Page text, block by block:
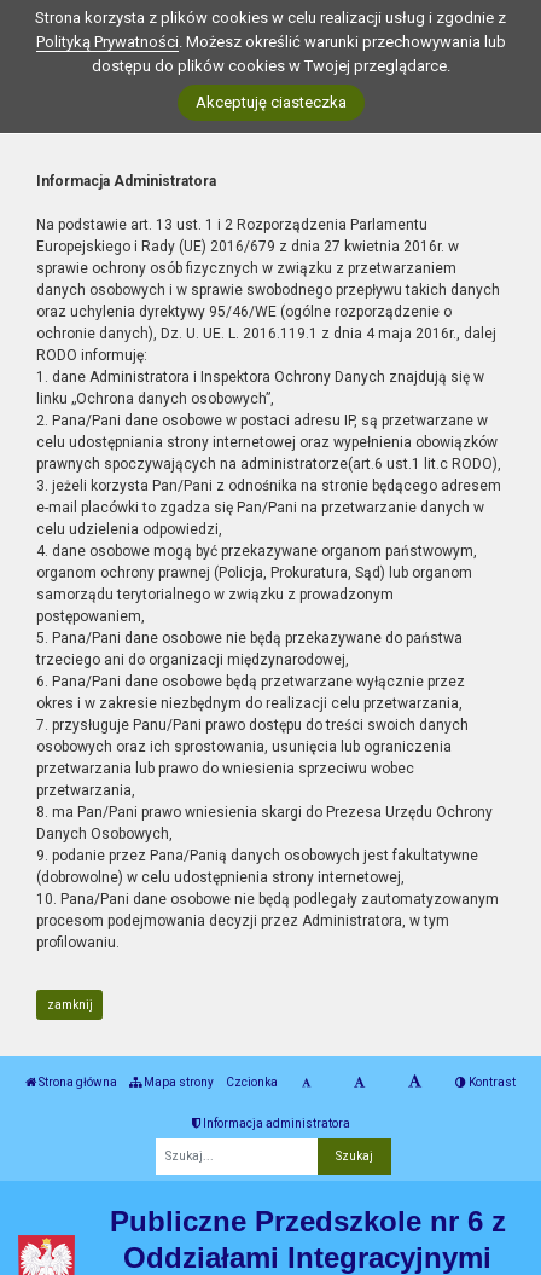
Strona korzysta z plików cookies w celu realizacji usług i zgodnie z
Polityką Prywatności. Możesz określić warunki przechowywania lub
dostępu do plików cookies w Twojej przeglądarce.
Akceptuję ciasteczka
Informacja Administratora
Na podstawie art. 13 ust. 1 i 2 Rozporządzenia Parlamentu
Europejskiego i Rady (UE) 2016/679 z dnia 27 kwietnia 2016r. w
sprawie ochrony osób fizycznych w związku z przetwarzaniem
danych osobowych i w sprawie swobodnego przepływu takich danych
oraz uchylenia dyrektywy 95/46/WE (ogólne rozporządzenie o
ochronie danych), Dz. U. UE. L. 2016.119.1 z dnia 4 maja 2016r., dalej
RODO informuję:
1. dane Administratora i Inspektora Ochrony Danych znajdują się w
linku „Ochrona danych osobowych”,
2. Pana/Pani dane osobowe w postaci adresu IP, są przetwarzane w
celu udostępniania strony internetowej oraz wypełnienia obowiązków
prawnych spoczywających na administratorze(art.6 ust.1 lit.c RODO),
3. jeżeli korzysta Pan/Pani z odnośnika na stronie będącego adresem
e-mail placówki to zgadza się Pan/Pani na przetwarzanie danych w
celu udzielenia odpowiedzi,
4. dane osobowe mogą być przekazywane organom państwowym,
organom ochrony prawnej (Policja, Prokuratura, Sąd) lub organom
samorządu terytorialnego w związku z prowadzonym
postępowaniem,
5. Pana/Pani dane osobowe nie będą przekazywane do państwa
trzeciego ani do organizacji międzynarodowej,
6. Pana/Pani dane osobowe będą przetwarzane wyłącznie przez
okres i w zakresie niezbędnym do realizacji celu przetwarzania,
7. przysługuje Panu/Pani prawo dostępu do treści swoich danych
osobowych oraz ich sprostowania, usunięcia lub ograniczenia
przetwarzania lub prawo do wniesienia sprzeciwu wobec
przetwarzania,
8. ma Pan/Pani prawo wniesienia skargi do Prezesa Urzędu Ochrony
Danych Osobowych,
9. podanie przez Pana/Panią danych osobowych jest fakultatywne
(dobrowolne) w celu udostępnienia strony internetowej,
10. Pana/Pani dane osobowe nie będą podlegały zautomatyzowanym
procesom podejmowania decyzji przez Administratora, w tym
profilowaniu.
zamknij
Strona główna Mapa strony Czcionka Kontrast
Informacja administratora
Publiczne Przedszkole nr 6 z
Oddziałami Integracyjnymi